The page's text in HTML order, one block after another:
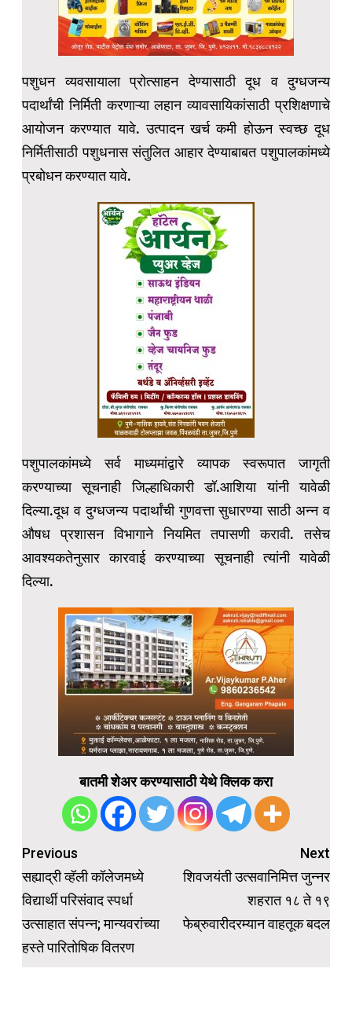
पशुधन व्यवसायाला प्रोत्साहन देण्यासाठी दूध व दुग्धजन्य
पदार्थांची निर्मिती करणाऱ्या लहान व्यावसायिकांसाठी प्रशिक्षणाचे
आयोजन करण्यात यावे. उत्पादन खर्च कमी होऊन स्वच्छ दूध
निर्मितीसाठी पशुधनास संतुलित आहार देण्याबाबत पशुपालकांमध्ये
प्रबोधन करण्यात यावे.
पशुपालकांमध्ये सर्व माध्यमांद्वारे व्यापक स्वरूपात जागृती
करण्याच्या सूचनाही जिल्हाधिकारी डॉ.आशिया यांनी यावेळी
दिल्या.दूध व दुग्धजन्य पदार्थांची गुणवत्ता सुधारण्या साठी अन्न व
औषध प्रशासन विभागाने नियमित तपासणी करावी. तसेच
आवश्यकतेनुसार कारवाई करण्याच्या सूचनाही त्यांनी यावेळी
दिल्या.
बातमी शेअर करण्यासाठी येथे क्लिक करा
Post
navigation
Previous
सह्याद्री व्हॅली कॉलेजमध्ये
विद्यार्थी परिसंवाद स्पर्धा
उत्साहात संपन्न; मान्यवरांच्या
हस्ते पारितोषिक वितरण
Next
शिवजयंती उत्सवानिमित्त जुन्नर
शहरात १८ ते १९
फेब्रुवारीदरम्यान वाहतूक बदल